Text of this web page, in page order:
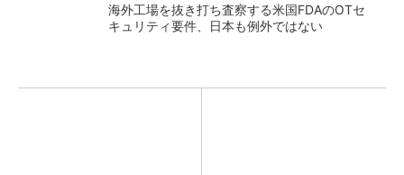
海外工場を抜き打ち査察する米国FDAのOTセ
キュリティ要件、日本も例外ではない